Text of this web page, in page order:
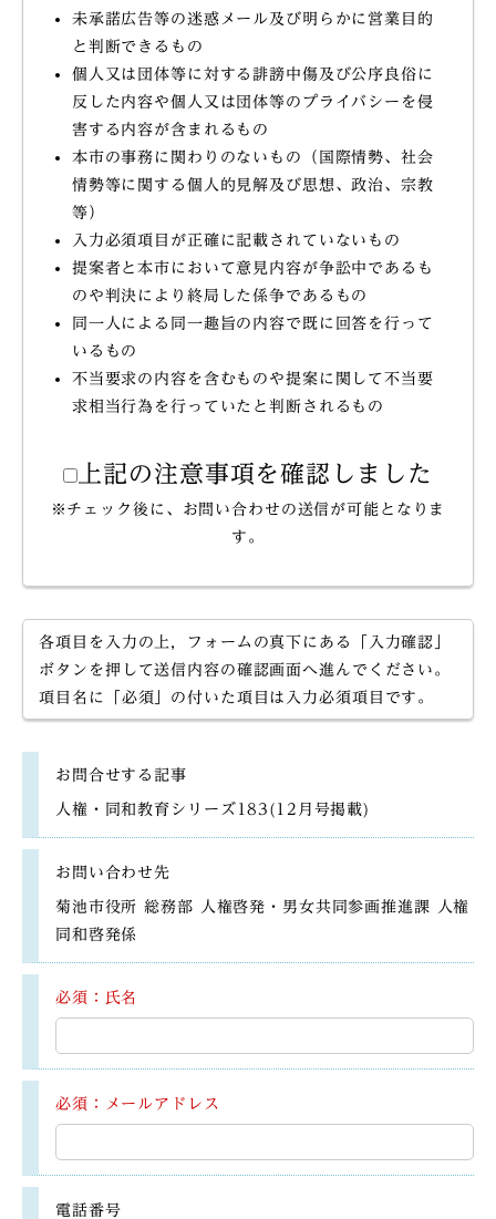
未承諾広告等の迷惑メール及び明らかに営業目的
と判断できるもの
個人又は団体等に対する誹謗中傷及び公序良俗に
反した内容や個人又は団体等のプライバシーを侵
害する内容が含まれるもの
本市の事務に関わりのないもの（国際情勢、社会
情勢等に関する個人的見解及び思想、政治、宗教
等）
入力必須項目が正確に記載されていないもの
提案者と本市において意見内容が争訟中であるも
のや判決により終局した係争であるもの
同一人による同一趣旨の内容で既に回答を行って
いるもの
不当要求の内容を含むものや提案に関して不当要
求相当行為を行っていたと判断されるもの
上記の注意事項を確認しました
※チェック後に、お問い合わせの送信が可能となりま
す。
各項目を入力の上，フォームの真下にある「入力確認」
ボタンを押して送信内容の確認画面へ進んでください。
項目名に「必須」の付いた項目は入力必須項目です。
お問合せする記事
人権・同和教育シリーズ183(12月号掲載)
お問い合わせ先
菊池市役所 総務部 人権啓発・男女共同参画推進課 人権
同和啓発係
必須：氏名
必須：メールアドレス
電話番号